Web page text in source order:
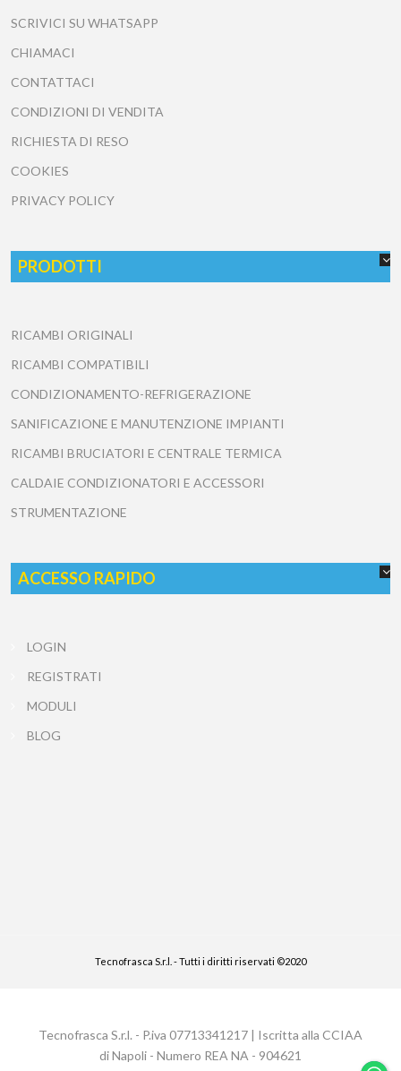
SCRIVICI SU WHATSAPP
CHIAMACI
CONTATTACI
CONDIZIONI DI VENDITA
RICHIESTA DI RESO
COOKIES
PRIVACY POLICY
PRODOTTI
RICAMBI ORIGINALI
RICAMBI COMPATIBILI
CONDIZIONAMENTO-REFRIGERAZIONE
SANIFICAZIONE E MANUTENZIONE IMPIANTI
RICAMBI BRUCIATORI E CENTRALE TERMICA
CALDAIE CONDIZIONATORI E ACCESSORI
STRUMENTAZIONE
ACCESSO RAPIDO
LOGIN
REGISTRATI
MODULI
BLOG
Tecnofrasca S.r.l. - Tutti i diritti riservati ©2020
Tecnofrasca S.r.l. - P.iva 07713341217 | Iscritta alla CCIAA
di Napoli - Numero REA NA - 904621